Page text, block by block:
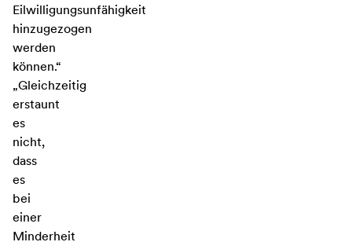
Eilwilligungsunfähigkeit
hinzugezogen
werden
können.“
„Gleichzeitig
erstaunt
es
nicht,
dass
es
bei
einer
Minderheit